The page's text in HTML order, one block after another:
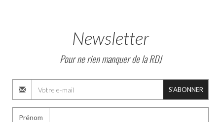
Newsletter
Pour ne rien manquer de la RDJ
S'ABONNER
Prénom